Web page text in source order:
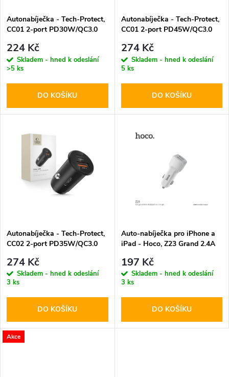
p
r
o
d
s
p
r
o
d
Autonabíječka - Tech-Protect,
CC01 2-port PD30W/QC3.0
224 Kč
Skladem - hned k odeslání
>5 ks
DO KOŠÍKU
Autonabíječka - Tech-Protect,
CC01 2-port PD45W/QC3.0
274 Kč
Skladem - hned k odeslání
5 ks
DO KOŠÍKU
Autonabíječka - Tech-Protect,
CC02 2-port PD35W/QC3.0
274 Kč
Skladem - hned k odeslání
3 ks
DO KOŠÍKU
Auto-nabíječka pro iPhone a
iPad - Hoco, Z23 Grand 2.4A
197 Kč
Skladem - hned k odeslání
3 ks
DO KOŠÍKU
Akce